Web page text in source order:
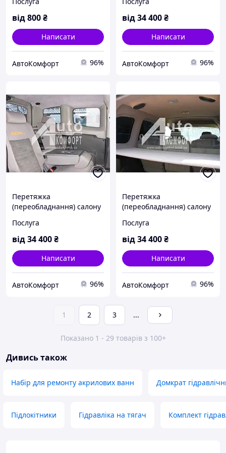
від800₴
Написати
AвтоКомфорт 96%
Берлінго)
від34 400₴
Написати
AвтоКомфорт 96%
Перетяжка
(переобладнання) салону
Біпер)
Послуга
від34 400₴
Написати
AвтоКомфорт 96%
Перетяжка
(переобладнання) салону
Кангу)
Послуга
від34 400₴
Написати
AвтоКомфорт 96%
1 2 3 ...
Показано 1 - 29 товарів з 100+
Дивись також
Набір для ремонту акрилових ванн Домкрат
Підлокітники Гідравліка на тягач Комплект